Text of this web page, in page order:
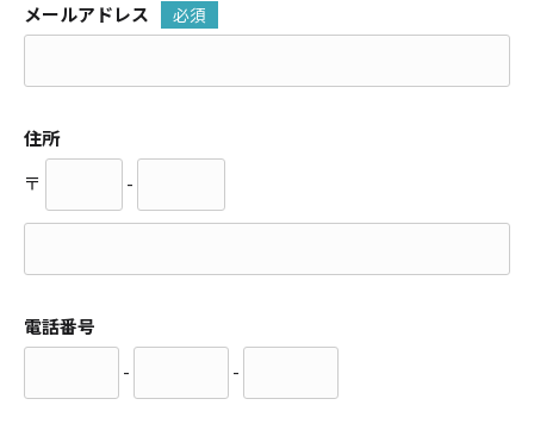
メールアドレス 必須
住所
〒
-
電話番号
-
-